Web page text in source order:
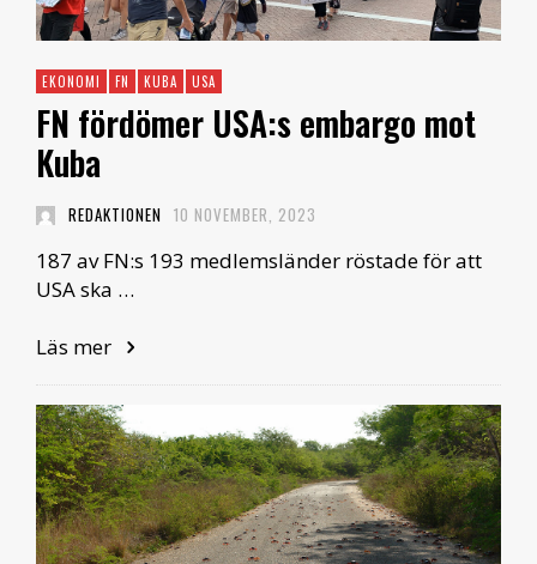
EKONOMI FN KUBA USA
FN fördömer USA:s embargo mot
Kuba
REDAKTIONEN 10 NOVEMBER, 2023
187 av FN:s 193 medlemsländer röstade för att
USA ska …
Läs mer